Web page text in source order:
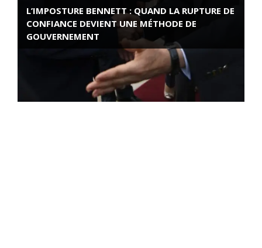
L’IMPOSTURE BENNETT : QUAND LA RUPTURE DE
CONFIANCE DEVIENT UNE MÉTHODE DE
GOUVERNEMENT
ROSE VALLAND, HEROÏNE DE LA RESISTANCE